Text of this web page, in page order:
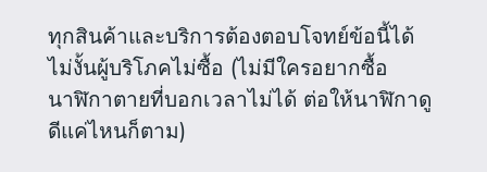
ทุกสินค้าและบริการต้องตอบโจทย์ข้อนี้ได้
ไม่งั้นผู้บริโภคไม่ซื้อ (ไม่มีใครอยากซื้อ
นาฬิกาตายที่บอกเวลาไม่ได้ ต่อให้นาฬิกาดู
ดีแค่ไหนก็ตาม)